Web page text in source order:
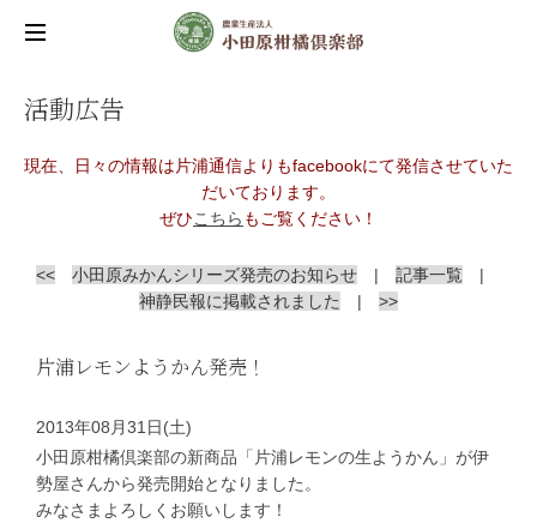
活動広告
現在、日々の情報は片浦通信よりもfacebookにて発信させていた
だいております。
ぜひこちら もご覧ください！
<< 小田原みかんシリーズ発売のお知らせ | 記事一覧 |
神静民報に掲載されました
| >>
片浦レモンようかん発売！
2013年08月31日(土)
小田原柑橘倶楽部の新商品「片浦レモンの生ようかん」が伊
勢屋さんから発売開始となりました。
みなさまよろしくお願いします！